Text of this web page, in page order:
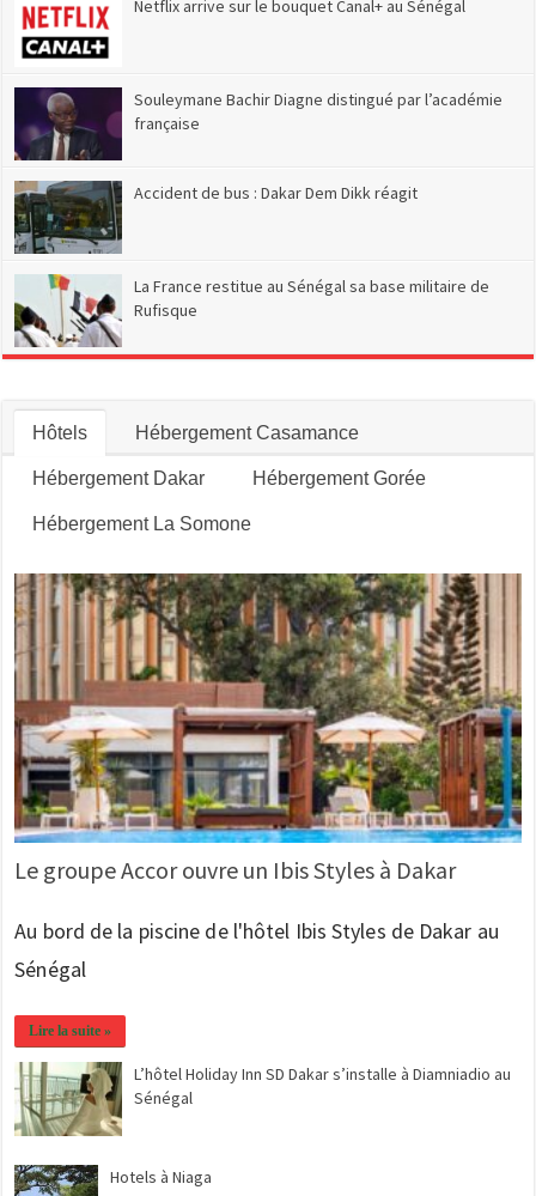
Netflix arrive sur le bouquet Canal+ au Sénégal
Souleymane Bachir Diagne distingué par l’académie
française
Accident de bus : Dakar Dem Dikk réagit
La France restitue au Sénégal sa base militaire de
Rufisque
Hôtels Hébergement Casamance
Hébergement Dakar Hébergement Gorée
Hébergement La Somone
Le groupe Accor ouvre un Ibis Styles à Dakar
Au bord de la piscine de l'hôtel Ibis Styles de Dakar au
Sénégal
Lire la suite »
L’hôtel Holiday Inn SD Dakar s’installe à Diamniadio au
Sénégal
Hotels à Niaga